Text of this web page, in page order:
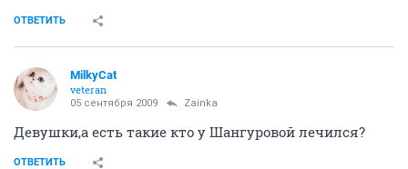
ОТВЕТИТЬ
MilkyCat
veteran
05 сентября 2009 Zainka
Девушки,а есть такие кто у Шангуровой лечился?
ОТВЕТИТЬ